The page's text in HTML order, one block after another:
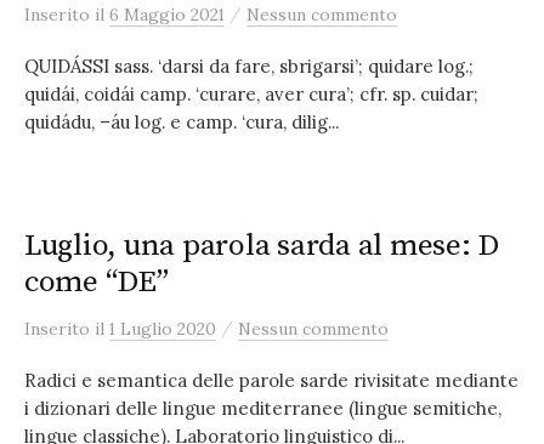
Inserito il 6 Maggio 2021 / Nessun commento
QUIDÁSSI sass. ‘darsi da fare, sbrigarsi’; quidare log.;
quidái, coidái camp. ‘curare, aver cura’; cfr. sp. cuidar;
quidádu, –áu log. e camp. ‘cura, dilig...
Luglio, una parola sarda al mese: D
come “DE”
Inserito il 1 Luglio 2020 / Nessun commento
Radici e semantica delle parole sarde rivisitate mediante
i dizionari delle lingue mediterranee (lingue semitiche,
lingue classiche). Laboratorio linguistico di...